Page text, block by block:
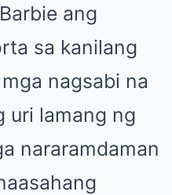
ang
sa kanilang
nagsabi na
uri lamang ng
nararamdaman